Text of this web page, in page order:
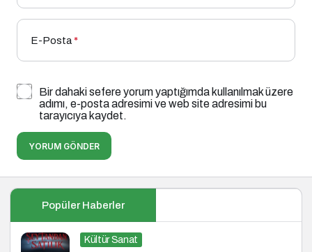
E-Posta*
Bir dahaki sefere yorum yaptığımda kullanılmak üzere
adımı, e-posta adresimi ve web site adresimi bu
tarayıcıya kaydet.
YORUM GÖNDER
Popüler Haberler
Kültür Sanat